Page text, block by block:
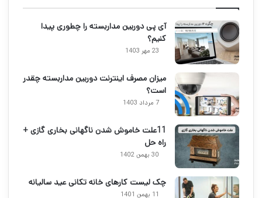
آی پی دوربین مداربسته را چطوری پیدا
کنیم؟
23 مهر 1403
میزان مصرف اینترنت دوربین مداربسته چقدر
است؟
7 مرداد 1403
11علت خاموش شدن ناگهانی بخاری گازی +
راه حل
30 بهمن 1402
چک لیست کارهای خانه تکانی عید سالیانه
11 بهمن 1401